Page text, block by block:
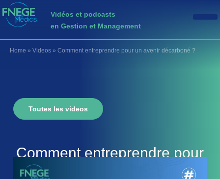
Vidéos et podcasts
en Gestion et Management
Home » Videos » Comment entreprendre pour un avenir décarboné ?
Toutes les videos
Comment entreprendre pour
un avenir décarboné ?